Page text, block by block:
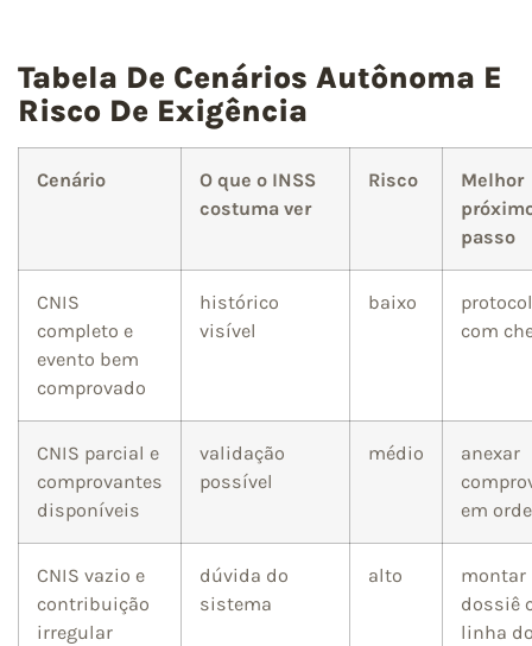
Tabela De Cenários Autônoma E
Risco De Exigência
Cenário
O que o INSS
costuma ver
Risco
Melhor
passo
CNIS
completo e
evento bem
comprovado
histórico
visível
baixo
com
CNIS parcial e
comprovantes
disponíveis
validação
possível
médio
anexar
em
CNIS vazio e
contribuição
irregular
dúvida do
sistema
alto
montar
dossiê
linha